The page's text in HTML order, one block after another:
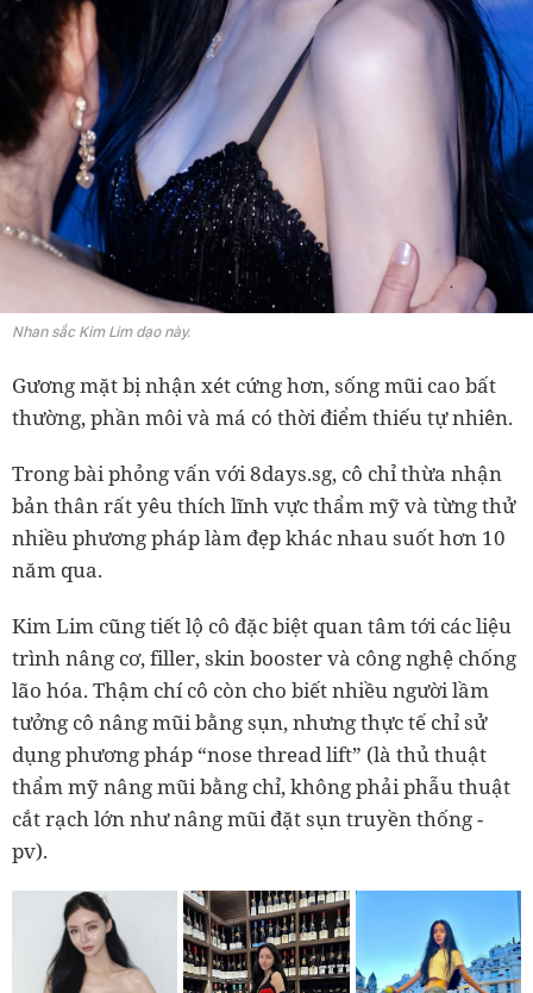
Nhan sắc Kim Lim dạo này.
Gương mặt bị nhận xét cứng hơn, sống mũi cao bất
thường, phần môi và má có thời điểm thiếu tự nhiên.
Trong bài phỏng vấn với 8days.sg, cô chỉ thừa nhận
bản thân rất yêu thích lĩnh vực thẩm mỹ và từng thử
nhiều phương pháp làm đẹp khác nhau suốt hơn 10
năm qua.
Kim Lim cũng tiết lộ cô đặc biệt quan tâm tới các liệu
trình nâng cơ, filler, skin booster và công nghệ chống
lão hóa. Thậm chí cô còn cho biết nhiều người lầm
tưởng cô nâng mũi bằng sụn, nhưng thực tế chỉ sử
dụng phương pháp “nose thread lift” (là thủ thuật
thẩm mỹ nâng mũi bằng chỉ, không phải phẫu thuật
cắt rạch lớn như nâng mũi đặt sụn truyền thống -
pv).